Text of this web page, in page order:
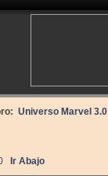
Universo Marvel 3.0
Ir Abajo